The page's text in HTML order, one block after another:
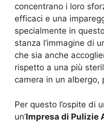
concentrano i loro
efficaci e una
specialmente in
stanza l’immagine di
che sia anche
rispetto a una più
camera in un albergo,
Per questo l’ospite di
un’Impresa di Pulizie